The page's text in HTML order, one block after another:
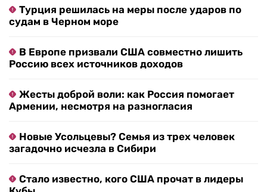
Турция решилась на меры после ударов по
судам в Черном море
В Европе призвали США совместно лишить
Россию всех источников доходов
Жесты доброй воли: как Россия помогает
Армении, несмотря на разногласия
Новые Усольцевы? Семья из трех человек
загадочно исчезла в Сибири
Стало известно, кого США прочат в лидеры